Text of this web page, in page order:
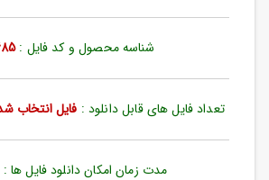
ورود
به
شناسه محصول و کد فایل :
تعداد فایل های قابل دانلود : فایل انتخاب شده + 35
مدت زمان امکان دانلود فایل ها :